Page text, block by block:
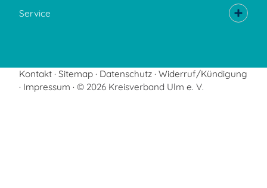
Service
Kontakt Sitemap Datenschutz Widerruf/Kündigung
Impressum
© 2026 Kreisverband Ulm e. V.